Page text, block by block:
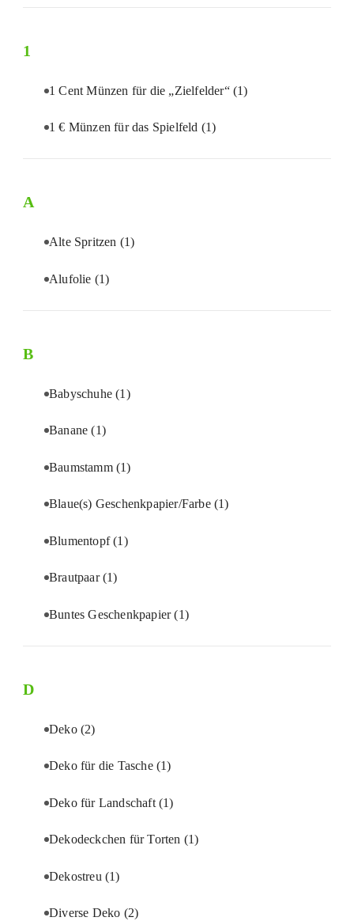
1
1 Cent Münzen für die „Zielfelder“ (1)
1 € Münzen für das Spielfeld (1)
A
Alte Spritzen (1)
Alufolie (1)
B
Babyschuhe(1)
Banane(1)
Baumstamm (1)
Blaue(s) Geschenkpapier/Farbe (1)
Blumentopf(1)
Brautpaar(1)
Buntes Geschenkpapier(1)
D
Deko (2)
Deko für die Tasche (1)
Deko für Landschaft (1)
Dekodeckchen für Torten (1)
Dekostreu (1)
Diverse Deko (2)